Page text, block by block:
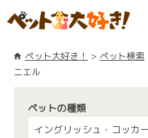
ペット大好き！ ペット検索
ニエル
ペットの種類
イングリッシュ・コッカ